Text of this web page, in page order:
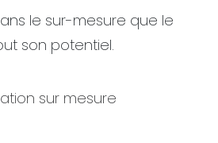
le sur-mesure que le
son potentiel.
sur mesure